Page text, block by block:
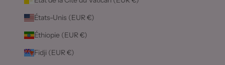
États-Unis (EUR €)
Éthiopie (EUR €)
Fidji (EUR €)